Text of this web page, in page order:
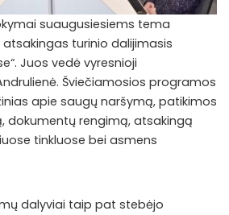
suaugusiesiems tema
atsakingas turinio dalijimasis
Juos vedė vyresnioji
Šviečiamosios programos
apie saugų naršymą, patikimos
dokumentų rengimą, atsakingą
tinkluose bei asmens
dalyviai taip pat stebėjo